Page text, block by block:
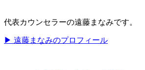
代表カウンセラーの遠藤まなみです。
▶ 遠藤まなみのプロフィール